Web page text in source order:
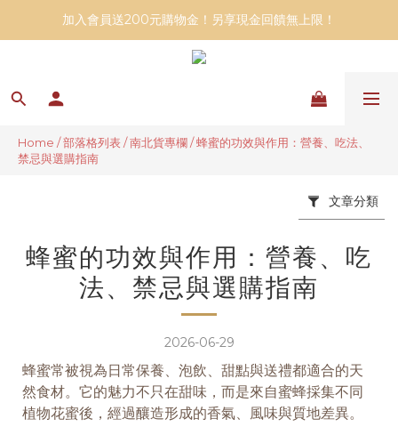
加入會員送200元購物金！另享現金回饋無上限！
Home /部落格列表/南北貨專欄/蜂蜜的功效與作用：營養、吃法、
禁忌與選購指南
文章分類
蜂蜜的功效與作用：營養、吃
法、禁忌與選購指南
2026-06-29
蜂蜜常被視為日常保養、泡飲、甜點與送禮都適合的天
然食材。它的魅力不只在甜味，而是來自蜜蜂採集不同
植物花蜜後，經過釀造形成的香氣、風味與質地差異。